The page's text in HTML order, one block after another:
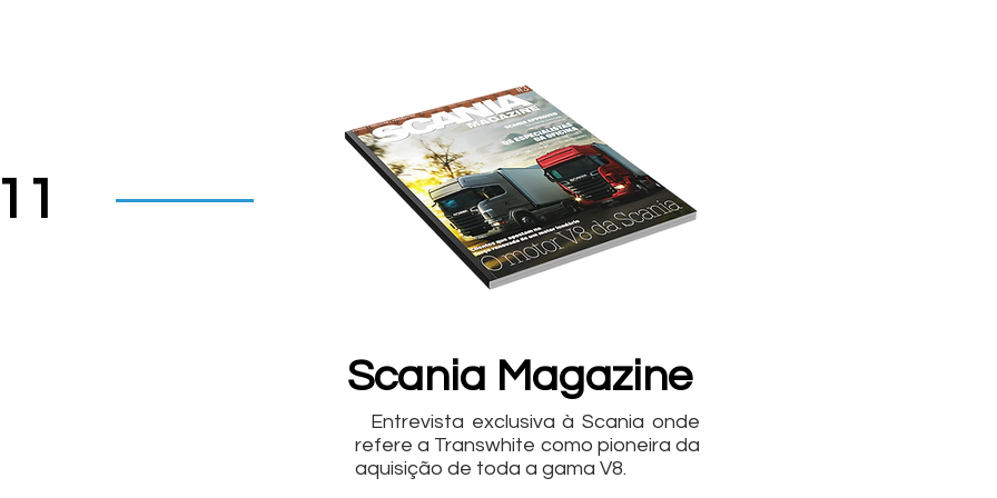
Scania Magazine
Entrevista exclusiva à Scania onde
refere a Transwhite como pioneira da
aquisição de toda a gama V8.